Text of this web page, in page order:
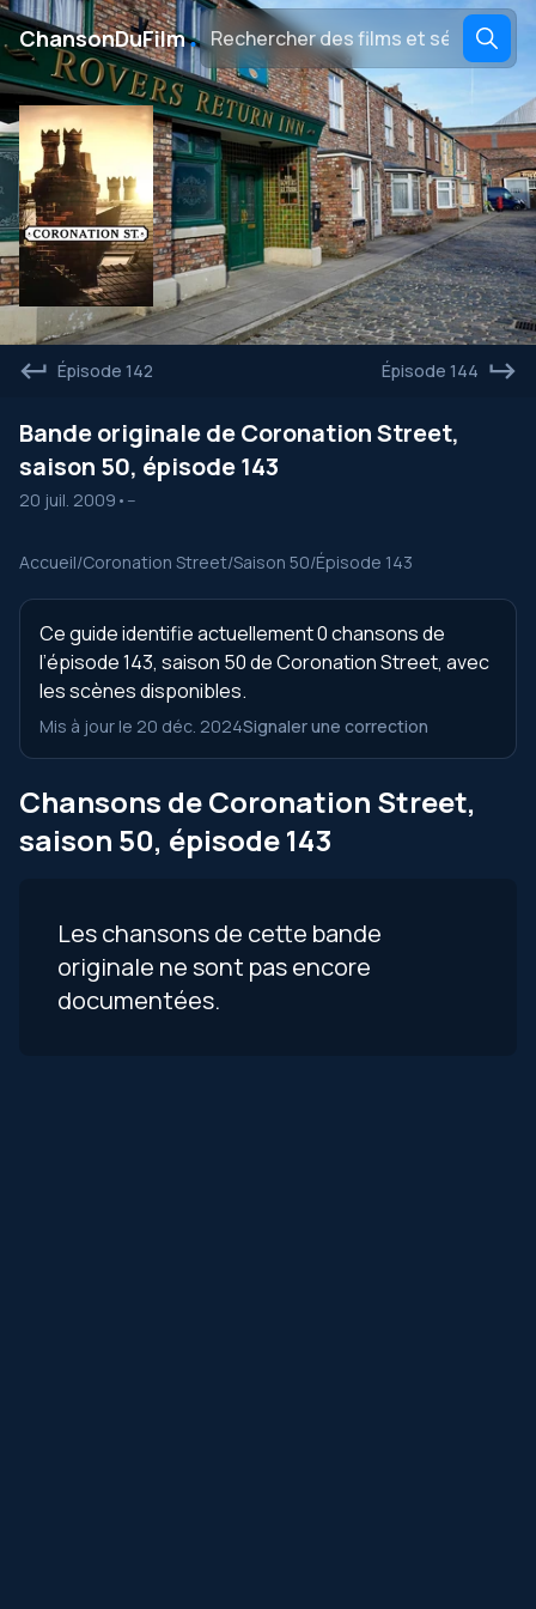
ChansonDuFilm․
Épisode 142 Épisode 144
Bande originale de Coronation Street,
saison 50, épisode 143
20 juil. 2009 • --
Accueil/Coronation Street/Saison 50/Épisode 143
Ce guide identifie actuellement 0 chansons de
l’épisode 143, saison 50 de Coronation Street, avec
les scènes disponibles.
Mis à jour le 20 déc. 2024Signaler une correction
Chansons de Coronation Street,
saison 50, épisode 143
Les chansons de cette bande
originale ne sont pas encore
documentées.